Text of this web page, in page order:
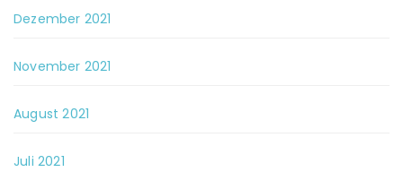
Dezember 2021
November 2021
August 2021
Juli 2021